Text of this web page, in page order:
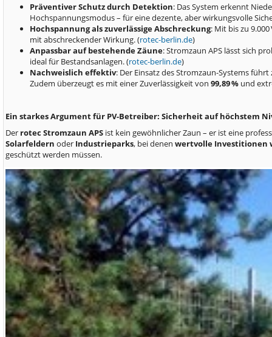
Präventiver Schutz durch Detektion: Das System erkennt
Hochspannungsmodus – für eine dezente, aber wirkungsvolle
Hochspannung als zuverlässige Abschreckung: Mit bis zu
mit abschreckender Wirkung. (rotec-berlin.de)
Anpassbar auf bestehende Zäune: Stromzaun APS lässt sich
ideal für Bestandsanlagen. (rotec-berlin.de)
Nachweislich effektiv: Der Einsatz des Stromzaun-Systems
Zudem überzeugt es mit einer Zuverlässigkeit von 99,89 % und
Ein starkes Argument für PV-Betreiber: Sicherheit auf höchstem
Der rotec Stromzaun APS ist kein gewöhnlicher Zaun – er ist eine
Solarfeldern oder Industrieparks, bei denen wertvolle Investitionen
geschützt werden müssen.